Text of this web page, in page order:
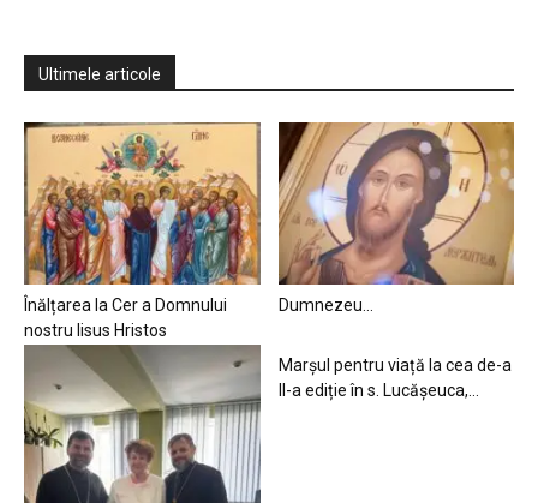
Ultimele articole
Înălțarea la Cer a Domnului
nostru Iisus Hristos
Dumnezeu…
Marșul pentru viață la cea de-a
II-a ediție în s. Lucășeuca,...